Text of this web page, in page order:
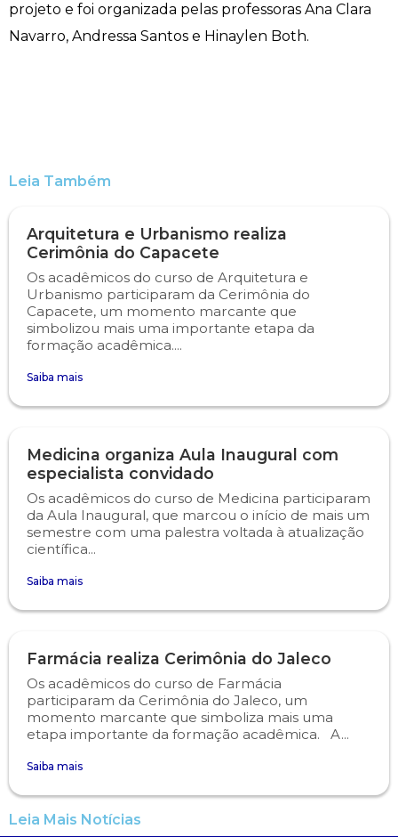
projeto e foi organizada pelas professoras Ana Clara
Navarro, Andressa Santos e Hinaylen Both.
Leia Também
Arquitetura e Urbanismo realiza
Cerimônia do Capacete
Os acadêmicos do curso de Arquitetura e
Urbanismo participaram da Cerimônia do
Capacete, um momento marcante que
simbolizou mais uma importante etapa da
formação acadêmica....
Saiba mais
Medicina organiza Aula Inaugural com
especialista convidado
Os acadêmicos do curso de Medicina participaram
da Aula Inaugural, que marcou o início de mais um
semestre com uma palestra voltada à atualização
científica...
Saiba mais
Farmácia realiza Cerimônia do Jaleco
Os acadêmicos do curso de Farmácia
participaram da Cerimônia do Jaleco, um
momento marcante que simboliza mais uma
etapa importante da formação acadêmica. A...
Saiba mais
Leia Mais Notícias
Engenharia de Software
Medicina
Medicina Veterinária
Nutrição
Odontologia
Publicidade e Propaganda
Ensalamento
Minha Biblioteca
Núcleo de Apoio Psicopedagógico
Ouvidoria
Plano de Ensino
Seguro Escolar
Sapien
Editais
NAPP e NAPC
Portal do Egresso
Portal do RH
Programa de Monitoria
Revistas Campo Real
WhatsApp Campo Real